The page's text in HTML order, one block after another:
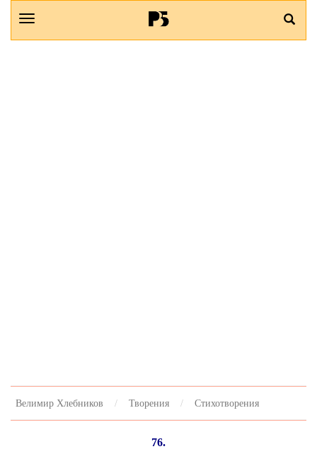
Велимир Хлебников Творения Стихотворения
76.